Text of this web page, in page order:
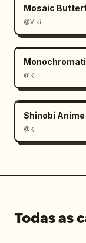
Mosaic
@Viki
@K
Shinobi
@K
Todas as